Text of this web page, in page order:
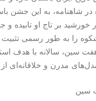
شاهنامه، به این جشن
بر تاج او تابیده و
را به طور رسمی
سین، سالانه با هدف
مدرن و
سین